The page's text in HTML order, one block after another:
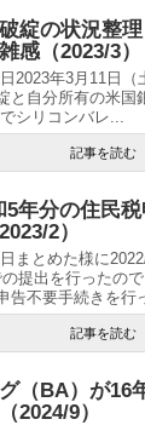
綻の状況整
感（2023/3）
2023年3月11日
と自分所有の米国
シリコンバレ...
記事を読む
5年分の住民
2）
まとめた様に
提出を行ったの
告不要手続きを行
記事を読む
（BA）が16
2024/9）